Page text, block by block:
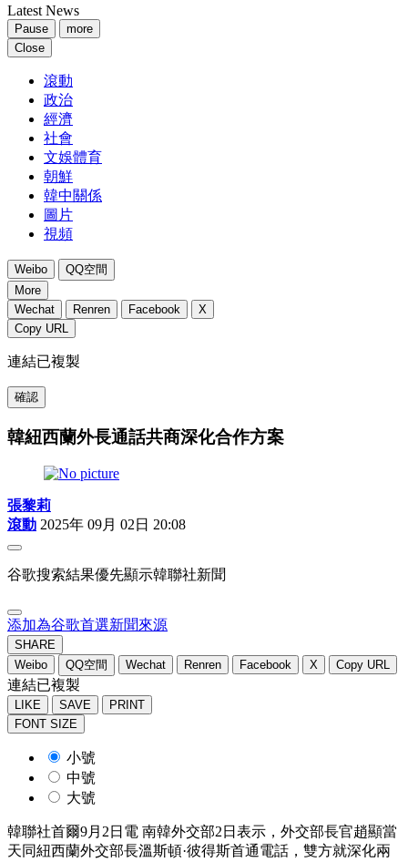
Latest News
Pause
more
Close
滾動
政治
經濟
社會
文娛體育
朝鮮
韓中關係
圖片
視頻
Weibo
QQ空間
More
Wechat
Renren Facebook
X
Copy URL
連結已複製
確認
韓紐西蘭外長通話共商深化合作方案
張黎莉
滾動 2025年 09月 02日 20:08
谷歌搜索結果優先顯示韓聯社新聞
添加為谷歌首選新聞來源
SHARE
Weibo
QQ空間 Wechat Renren Facebook X Copy URL
連結已複製
LIKE SAVE
PRINT
FONT SIZE
小號
中號
大號
韓聯社首爾9月2日電 南韓外交部2日表示，外交部長官趙顯當
天同紐西蘭外交部長溫斯頓·彼得斯首通電話，雙方就深化兩